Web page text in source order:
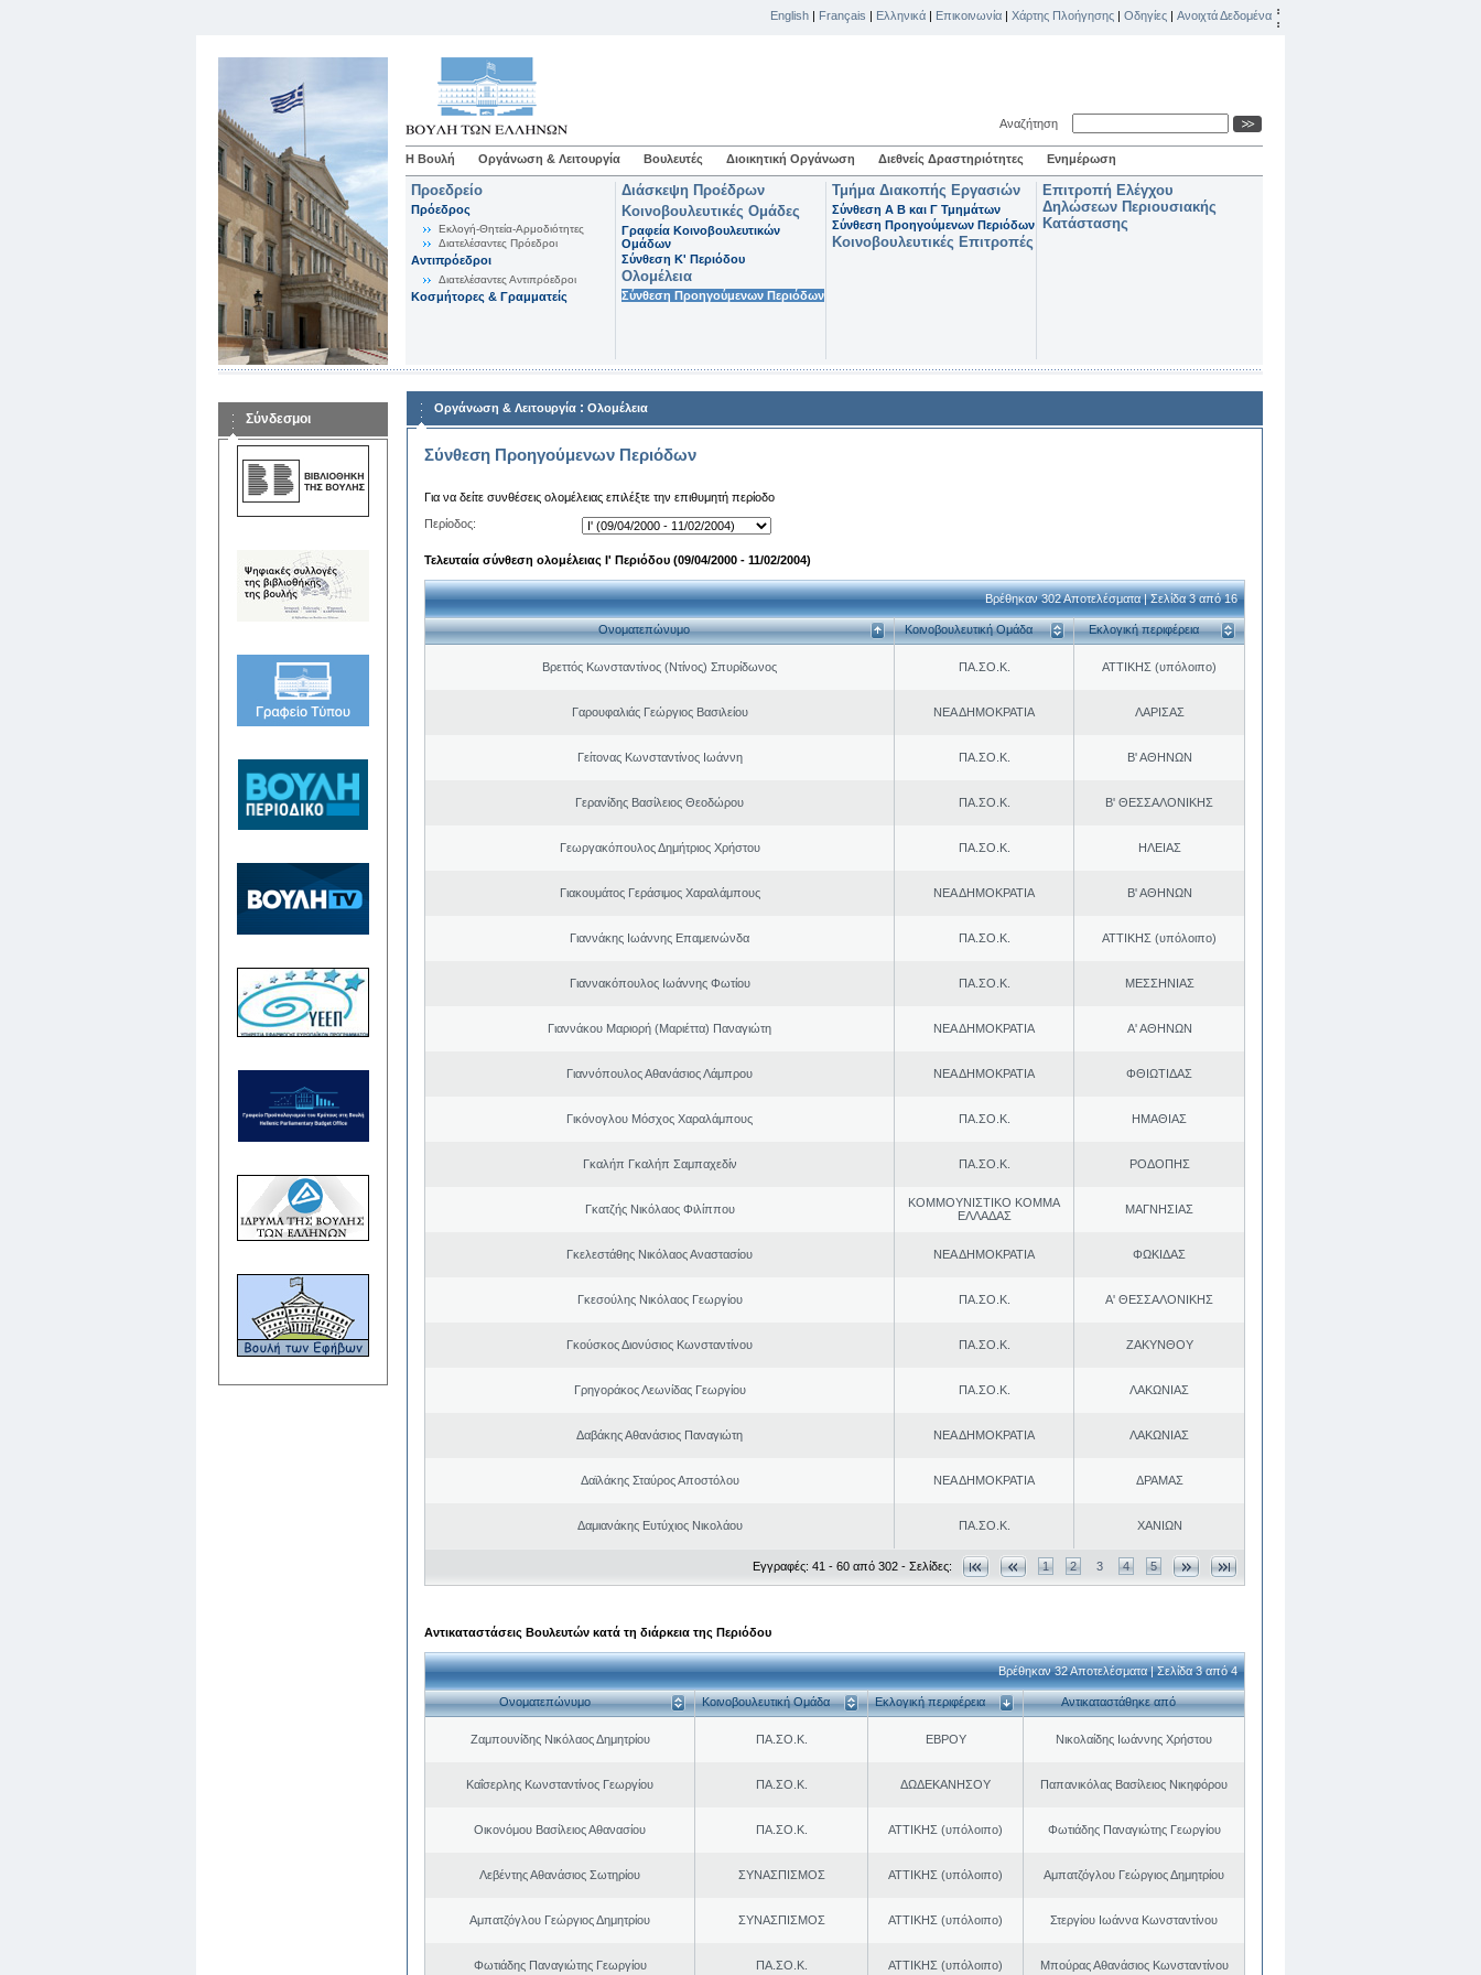
English | Français | Ελληνικά | Επικοινωνία | Χάρτης Πλοήγησης | Οδηγίες | Ανοιχτά Δεδομένα
Αναζήτηση
Η Βουλή Οργάνωση & Λειτουργία Βουλευτές Διοικητική Οργάνωση Διεθνείς Δραστηριότητες Ενημέρωση
Προεδρείο
Πρόεδρος
Εκλογή-Θητεία-Αρμοδιότητες
Διατελέσαντες Πρόεδροι
Αντιπρόεδροι
Διατελέσαντες Αντιπρόεδροι
Κοσμήτορες & Γραμματείς
Διάσκεψη Προέδρων
Κοινοβουλευτικές Ομάδες
Γραφεία Κοινοβουλευτικών
Ομάδων
Σύνθεση K' Περιόδου
Ολομέλεια
Σύνθεση Προηγούμενων Περιόδων
Τμήμα Διακοπής Εργασιών
Σύνθεση Α Β και Γ Τμημάτων
Σύνθεση Προηγούμενων Περιόδων
Κοινοβουλευτικές Επιτροπές
Επιτροπή Ελέγχου
Δηλώσεων Περιουσιακής
Κατάστασης
Σύνδεσμοι
Οργάνωση & Λειτουργία : Ολομέλεια
Σύνθεση Προηγούμενων Περιόδων
Για να δείτε συνθέσεις ολομέλειας επιλέξτε την επιθυμητή περίοδο
Περίοδος:
Τελευταία σύνθεση ολομέλειας Ι' Περιόδου (09/04/2000 - 11/02/2004)
Βρέθηκαν 302 Αποτελέσματα | Σελίδα 3 από 16
Ονοματεπώνυμο Κοινοβουλευτική Ομάδα Εκλογική περιφέρεια
Βρεττός Κωνσταντίνος (Ντίνος) Σπυρίδωνος ΠΑ.ΣΟ.Κ. ΑΤΤΙΚΗΣ (υπόλοιπο)
Γαρουφαλιάς Γεώργιος Βασιλείου ΝΕΑ ΔΗΜΟΚΡΑΤΙΑ ΛΑΡΙΣΑΣ
Γείτονας Κωνσταντίνος Ιωάννη ΠΑ.ΣΟ.Κ. Β' ΑΘΗΝΩΝ
Γερανίδης Βασίλειος Θεοδώρου ΠΑ.ΣΟ.Κ. Β' ΘΕΣΣΑΛΟΝΙΚΗΣ
Γεωργακόπουλος Δημήτριος Χρήστου ΠΑ.ΣΟ.Κ. ΗΛΕΙΑΣ
Γιακουμάτος Γεράσιμος Χαραλάμπους ΝΕΑ ΔΗΜΟΚΡΑΤΙΑ Β' ΑΘΗΝΩΝ
Γιαννάκης Ιωάννης Επαμεινώνδα ΠΑ.ΣΟ.Κ. ΑΤΤΙΚΗΣ (υπόλοιπο)
Γιαννακόπουλος Ιωάννης Φωτίου ΠΑ.ΣΟ.Κ. ΜΕΣΣΗΝΙΑΣ
Γιαννάκου Μαριορή (Μαριέττα) Παναγιώτη ΝΕΑ ΔΗΜΟΚΡΑΤΙΑ Α' ΑΘΗΝΩΝ
Γιαννόπουλος Αθανάσιος Λάμπρου ΝΕΑ ΔΗΜΟΚΡΑΤΙΑ ΦΘΙΩΤΙΔΑΣ
Γικόνογλου Μόσχος Χαραλάμπους ΠΑ.ΣΟ.Κ. ΗΜΑΘΙΑΣ
Γκαλήπ Γκαλήπ Σαμπαχεδίν ΠΑ.ΣΟ.Κ. ΡΟΔΟΠΗΣ
Γκατζής Νικόλαος Φιλίππου
ΚΟΜΜΟΥΝΙΣΤΙΚΟ ΚΟΜΜΑ
ΕΛΛΑΔΑΣ
ΜΑΓΝΗΣΙΑΣ
Γκελεστάθης Νικόλαος Αναστασίου ΝΕΑ ΔΗΜΟΚΡΑΤΙΑ ΦΩΚΙΔΑΣ
Γκεσούλης Νικόλαος Γεωργίου ΠΑ.ΣΟ.Κ. Α' ΘΕΣΣΑΛΟΝΙΚΗΣ
Γκούσκος Διονύσιος Κωνσταντίνου ΠΑ.ΣΟ.Κ. ΖΑΚΥΝΘΟΥ
Γρηγοράκος Λεωνίδας Γεωργίου ΠΑ.ΣΟ.Κ. ΛΑΚΩΝΙΑΣ
Δαβάκης Αθανάσιος Παναγιώτη ΝΕΑ ΔΗΜΟΚΡΑΤΙΑ ΛΑΚΩΝΙΑΣ
Δαϊλάκης Σταύρος Αποστόλου ΝΕΑ ΔΗΜΟΚΡΑΤΙΑ ΔΡΑΜΑΣ
Δαμιανάκης Ευτύχιος Νικολάου ΠΑ.ΣΟ.Κ. ΧΑΝΙΩΝ
Εγγραφές: 41 - 60 από 302 - Σελίδες: 1 2 3 4 5
Αντικαταστάσεις Βουλευτών κατά τη διάρκεια της Περιόδου
Βρέθηκαν 32 Αποτελέσματα | Σελίδα 3 από 4
Ονοματεπώνυμο Κοινοβουλευτική Ομάδα Εκλογική περιφέρεια Αντικαταστάθηκε από
Ζαμπουνίδης Νικόλαος Δημητρίου ΠΑ.ΣΟ.Κ. ΕΒΡΟΥ Νικολαίδης Ιωάννης Χρήστου
Καΐσερλης Κωνσταντίνος Γεωργίου ΠΑ.ΣΟ.Κ. ΔΩΔΕΚΑΝΗΣΟΥ Παπανικόλας Βασίλειος Νικηφόρου
Οικονόμου Βασίλειος Αθανασίου ΠΑ.ΣΟ.Κ. ΑΤΤΙΚΗΣ (υπόλοιπο) Φωτιάδης Παναγιώτης Γεωργίου
Λεβέντης Αθανάσιος Σωτηρίου ΣΥΝΑΣΠΙΣΜΟΣ ΑΤΤΙΚΗΣ (υπόλοιπο) Αμπατζόγλου Γεώργιος Δημητρίου
Αμπατζόγλου Γεώργιος Δημητρίου ΣΥΝΑΣΠΙΣΜΟΣ ΑΤΤΙΚΗΣ (υπόλοιπο) Στεργίου Ιωάννα Κωνσταντίνου
Φωτιάδης Παναγιώτης Γεωργίου ΠΑ.ΣΟ.Κ. ΑΤΤΙΚΗΣ (υπόλοιπο) Μπούρας Αθανάσιος Κωνσταντίνου